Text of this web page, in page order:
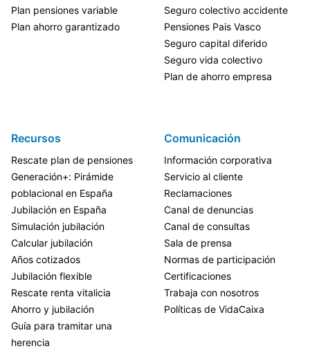
Plan pensiones variable
Plan ahorro garantizado
Seguro colectivo accidente
Pensiones Pais Vasco
Seguro capital diferido
Seguro vida colectivo
Plan de ahorro empresa
Recursos
Rescate plan de pensiones
Generación+: Pirámide
poblacional en España
Jubilación en España
Simulación jubilación
Calcular jubilación
Años cotizados
Jubilación flexible
Rescate renta vitalicia
Ahorro y jubilación
Guía para tramitar una
herencia
Comunicación
Información corporativa
Servicio al cliente
Reclamaciones
Canal de denuncias
Canal de consultas
Sala de prensa
Normas de participación
Certificaciones
Trabaja con nosotros
Políticas de VidaCaixa